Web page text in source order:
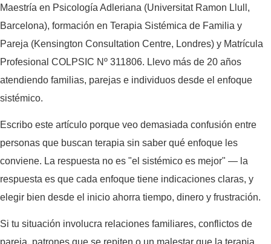
Maestría en Psicología Adleriana (Universitat Ramon Llull,
Barcelona), formación en Terapia Sistémica de Familia y
Pareja (Kensington Consultation Centre, Londres) y Matrícula
Profesional COLPSIC Nº 311806. Llevo más de 20 años
atendiendo familias, parejas e individuos desde el enfoque
sistémico.
Escribo este artículo porque veo demasiada confusión entre
personas que buscan terapia sin saber qué enfoque les
conviene. La respuesta no es "el sistémico es mejor" — la
respuesta es que cada enfoque tiene indicaciones claras, y
elegir bien desde el inicio ahorra tiempo, dinero y frustración.
Si tu situación involucra relaciones familiares, conflictos de